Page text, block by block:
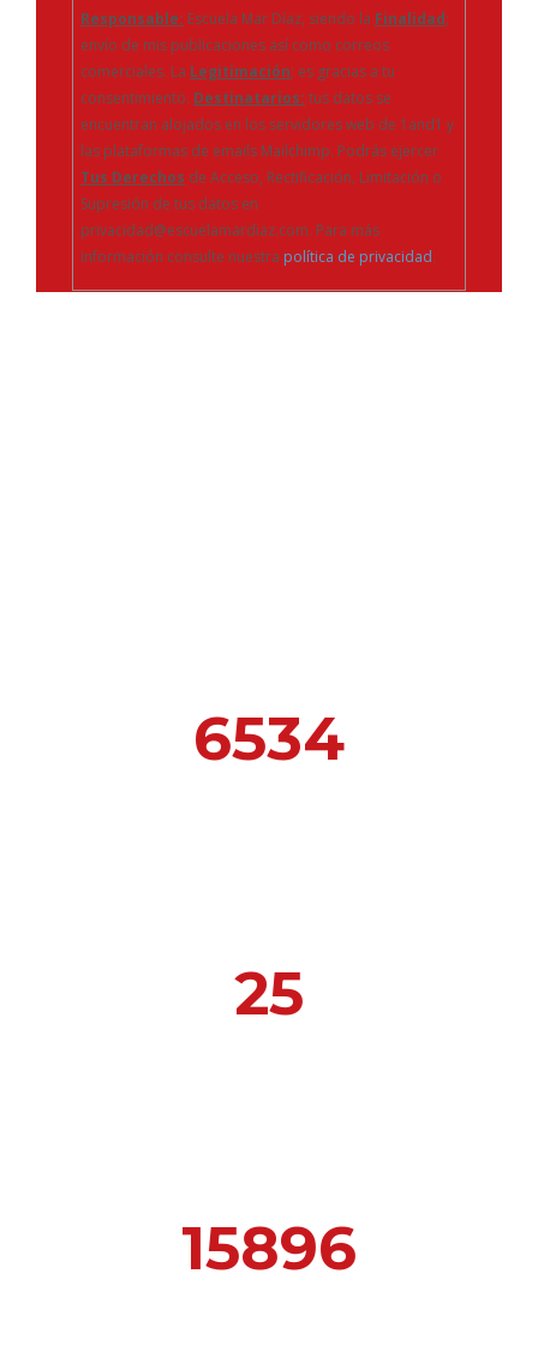
Responsable: Escuela Mar Díaz, siendo la Finalidad;
envío de mis publicaciones así como correos
comerciales. La Legitimación; es gracias a tu
consentimiento. Destinatarios: tus datos se
encuentran alojados en los servidores web de 1and1 y
las plataformas de emails Mailchimp. Podrás ejercer
Tus Derechos de Acceso, Rectificación, Limitación o
Supresión de tus datos en
privacidad@escuelamardiaz.com. Para más
información consulte nuestra política de privacidad.
6534
25
15896